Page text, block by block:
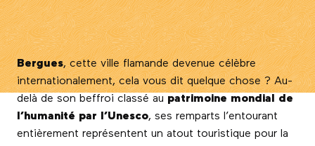
Bergues, cette ville flamande devenue célèbre
internationalement, cela vous dit quelque chose ? Au-
delà de son beffroi classé au patrimoine mondial de
l’humanité par l’Unesco, ses remparts l’entourant
entièrement représentent un atout touristique pour la